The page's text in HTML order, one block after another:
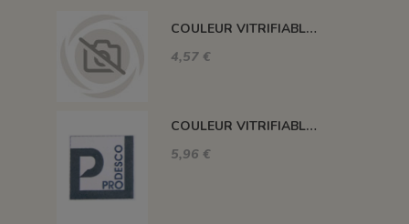
COULEUR VITRIFIABLE DÉCOR SANS PLOMB JAUNE VA105
4,57 €
COULEUR VITRIFIABLE DÉCOR SANS PLOMB GRIS VA116
5,96 €